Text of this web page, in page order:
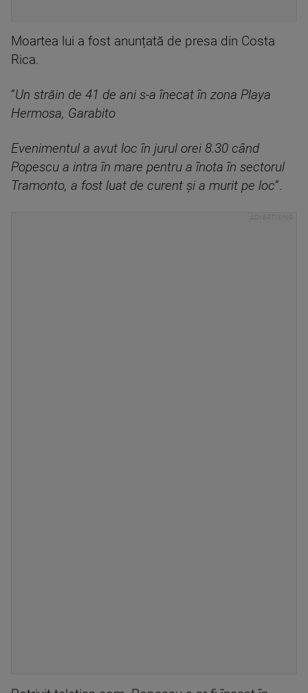
Moartea lui a fost anunțată de presa din Costa
Rica.
”Un străin de 41 de ani s-a înecat în zona Playa
Hermosa, Garabito
Evenimentul a avut loc în jurul orei 8.30 când
Popescu a intra în mare pentru a înota în sectorul
Tramonto, a fost luat de curent și a murit pe loc”.